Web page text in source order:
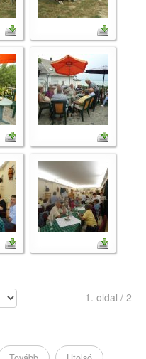
1. oldal / 2